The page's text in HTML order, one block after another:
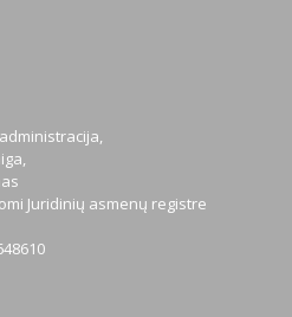
Juridinių asmenų registre